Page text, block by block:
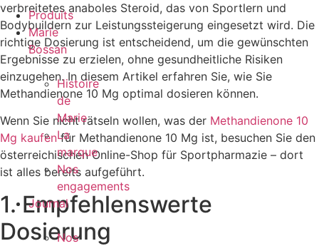
Produits
Marie
Bossan
Histoire
de
Marie
La
marque
Nos
engagements
Journal
Nos
verbreitetes anaboles Steroid, das von Sportlern und
Bodybuildern zur Leistungssteigerung eingesetzt wird. Die
richtige Dosierung ist entscheidend, um die gewünschten
Ergebnisse zu erzielen, ohne gesundheitliche Risiken
einzugehen. In diesem Artikel erfahren Sie, wie Sie
Methandienone 10 Mg optimal dosieren können.
Wenn Sie nicht rätseln wollen, was der Methandienone 10
Mg kaufenfür Methandienone 10 Mg ist, besuchen Sie den
österreichischen Online-Shop für Sportpharmazie – dort
ist alles bereits aufgeführt.
1. Empfehlenswerte
Dosierung